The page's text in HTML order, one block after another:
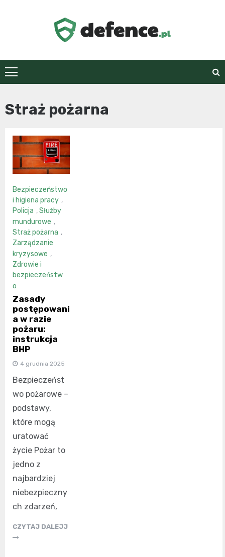
defence.pl
Straż pożarna
Bezpieczeństwo
i higiena pracy ,
Policja ,Służby
mundurowe ,
Straż pożarna ,
Zarządzanie
kryzysowe ,
Zdrowie i
bezpieczeństw
o
Zasady
postępowani
a w razie
pożaru:
instrukcja
BHP
4 grudnia 2025
Bezpieczeńst
wo pożarowe –
podstawy,
które mogą
uratować
życie Pożar to
jedno z
najbardziej
niebezpieczny
ch zdarzeń,
CZYTAJ DALEJJ